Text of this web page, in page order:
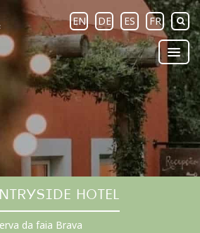
EN DE ES FR
HOTEL
da faia Brava